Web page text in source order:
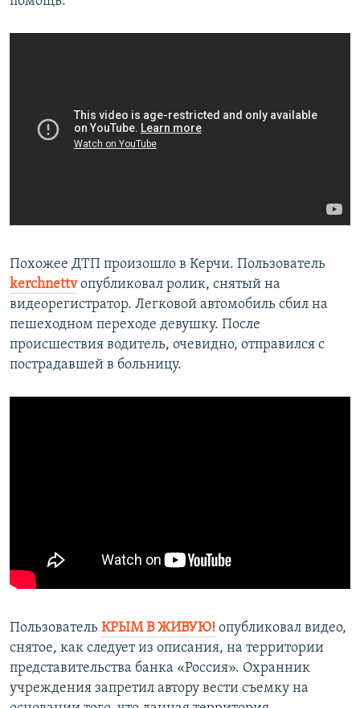
Похожее ДТП произошло в Керчи. Пользователь
kerchnettvопубликовал ролик, снятый на
видеорегистратор. Легковой автомобиль сбил на
пешеходном переходе девушку. После
происшествия водитель, очевидно, отправился с
пострадавшей в больницу.
Пользователь КРЫМ В ЖИВУЮ! опубликовал видео,
снятое, как следует из описания, на территории
представительства банка «Россия». Охранник
учреждения запретил автору вести съемку на